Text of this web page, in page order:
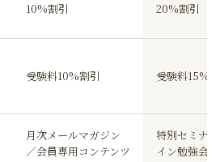
10%割引 20%割引
受験料10%割引 受験料15%
月次メールマガジン
／会員専用コンテンツ
特別セミナ
イン勉強会